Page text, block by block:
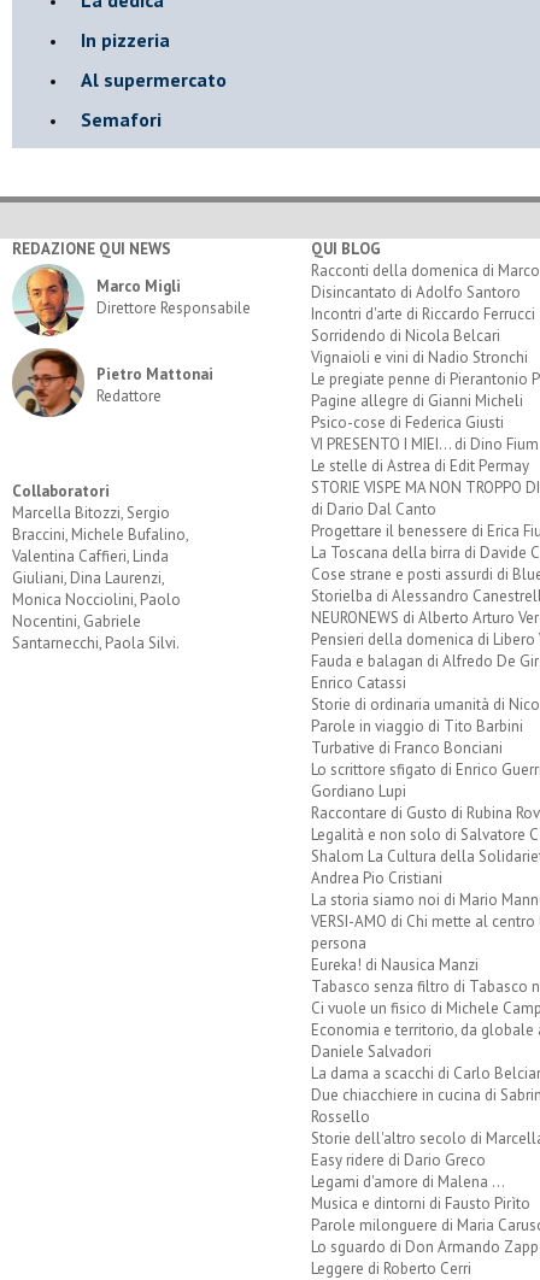
In pizzeria
Al supermercato
Semafori
REDAZIONE QUI NEWS
Marco Migli
Direttore Responsabile
Pietro Mattonai
Redattore
Collaboratori
Marcella Bitozzi, Sergio
Braccini, Michele Bufalino,
Valentina Caffieri, Linda
Giuliani, Dina Laurenzi,
Monica Nocciolini, Paolo
Nocentini, Gabriele
Santarnecchi, Paola Silvi.
QUI BLOG
Racconti della domenica di
Disincantato di Adolfo Santoro
Incontri d'arte di Riccardo Ferrucci
Sorridendo di Nicola Belcari
Vignaioli e vini di Nadio Stronchi
Le pregiate penne di Pierantonio
Pagine allegre di Gianni Micheli
Psico-cose di Federica Giusti
VI PRESENTO I MIEI... di Dino
Le stelle di Astrea di Edit Permay
STORIE VISPE MA NON TROPPO
di Dario Dal Canto
Progettare il benessere di Erica
La Toscana della birra di Davide
Cose strane e posti assurdi di
Storielba di Alessandro
NEURONEWS di Alberto Arturo
Pensieri della domenica di Libero
Fauda e balagan di Alfredo De
Enrico Catassi
Storie di ordinaria umanità di
Parole in viaggio di Tito Barbini
Turbative di Franco Bonciani
Lo scrittore sfigato di Enrico
Gordiano Lupi
Raccontare di Gusto di Rubina
Legalità e non solo di Salvatore
Shalom La Cultura della
Andrea Pio Cristiani
La storia siamo noi di Mario
VERSI-AMO di Chi mette al centro
persona
Eureka! di Nausica Manzi
Tabasco senza filtro di Tabasco
Ci vuole un fisico di Michele
Economia e territorio, da globale
Daniele Salvadori
La dama a scacchi di Carlo
Due chiacchiere in cucina di
Rossello
Storie dell'altro secolo di
Easy ridere di Dario Greco
Legami d'amore di Malena ...
Musica e dintorni di Fausto Pirìto
Parole milonguere di Maria
Lo sguardo di Don Armando
Leggere di Roberto Cerri